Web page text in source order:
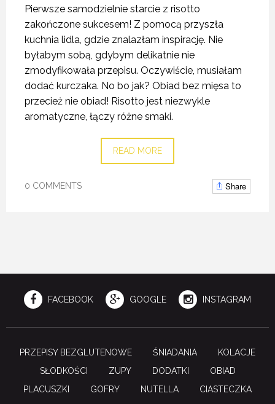
Pierwsze samodzielnie starcie z risotto
zakończone sukcesem! Z pomocą przyszła
kuchnia lidla, gdzie znalazłam inspirację. Nie
byłabym sobą, gdybym delikatnie nie
zmodyfikowała przepisu. Oczywiście, musiałam
dodać kurczaka. No bo jak? Obiad bez mięsa to
przecież nie obiad! Risotto jest niezwykle
aromatyczne, łączy różne smaki.
READ MORE
0 COMMENTS Share
FACEBOOK GOOGLE INSTAGRAM
PRZEPISY BEZGLUTENOWE ŚNIADANIA
KOLACJE
SŁODKOŚCI
ZUPY DODATKI
OBIAD
PLACUSZKI
GOFRY NUTELLA
CIASTECZKA